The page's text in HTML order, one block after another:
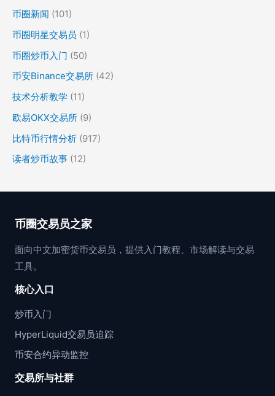
币圈新闻 (101)
币圈明星交易员 (1)
币圈炒币入门 (50)
币安Binance交易所 (42)
技术分析教学 (11)
欧易OKX交易所 (9)
比特币行情分析 (917)
读者炒币故事 (12)
币圈交易员之家
面向中文加密货币交易员，提供入门教程、市场解读与交易
工具。
核心入口
炒币入门
HyperLiquid交易员追踪
币安合约异动监控
交易所与社群